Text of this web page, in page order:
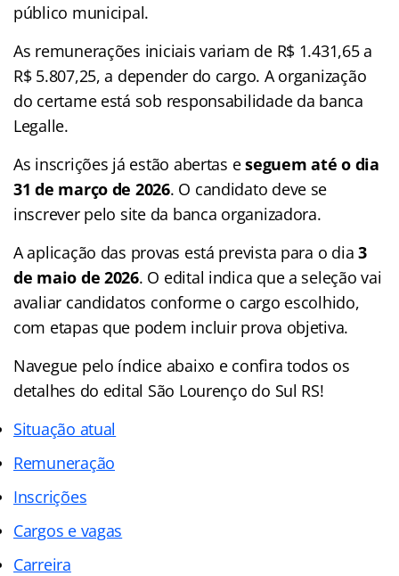
público municipal.
As remunerações iniciais variam de R$ 1.431,65 a
R$ 5.807,25, a depender do cargo. A organização
do certame está sob responsabilidade da banca
Legalle.
As inscrições já estão abertas eseguem até o dia
31 de março de 2026. O candidato deve se
inscrever pelo site da banca organizadora.
A aplicação das provas está prevista para o dia 3
de maio de 2026. O edital indica que a seleção vai
avaliar candidatos conforme o cargo escolhido,
com etapas que podem incluir prova objetiva.
Navegue pelo índice abaixo e confira todos os
detalhes do edital São Lourenço do Sul RS!
Situação atual
Remuneração
Inscrições
Cargos e vagas
Carreira